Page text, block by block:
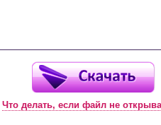
Что делать, если файл не